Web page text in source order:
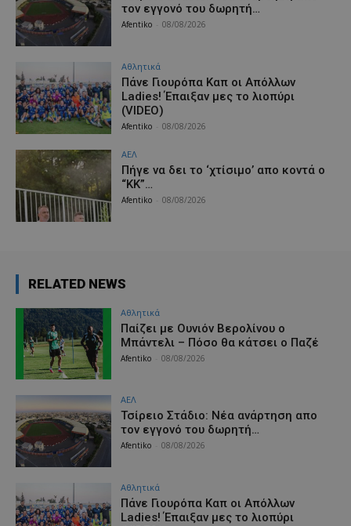
τον εγγονό του δωρητή…
Afentiko 08/08/2026
Αθλητικά
Πάνε Γιουρόπα Καπ oι Απόλλων
Ladies! Έπαιξαν μες το λιοπύρι
(VIDEO)
Afentiko 08/08/2026
ΑΕΛ
Πήγε να δει το ‘χτίσιμο’ απο κοντά ο
“ΚΚ”…
Afentiko 08/08/2026
RELATED NEWS
Αθλητικά
Παίζει με Ουνιόν Βερολίνου ο
Μπάντελι – Πόσο θα κάτσει ο Παζέ
Afentiko 08/08/2026
ΑΕΛ
Τσίρειο Στάδιο: Νέα ανάρτηση απο
τον εγγονό του δωρητή…
Afentiko 08/08/2026
Αθλητικά
Πάνε Γιουρόπα Καπ oι Απόλλων
Ladies! Έπαιξαν μες το λιοπύρι